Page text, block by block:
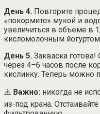
День 4. Повторите
«покормите» мукой и
увеличиться в объёме в
кисломолочным
День 5. Закваска готова!
через 4–6 часов после
кислинку. Теперь можно
⚠️ Важно: никогда не
из-под крана.